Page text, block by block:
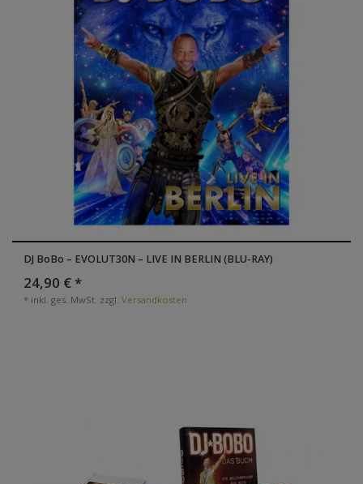
DJ BoBo – EVOLUT30N – LIVE IN BERLIN (BLU-RAY)
24,90 € *
* inkl. ges. MwSt. zzgl. Versandkosten